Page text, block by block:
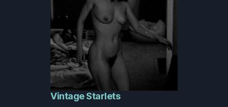
Vintage Starlets